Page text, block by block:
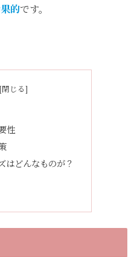
的です。
性
はどんなものが？